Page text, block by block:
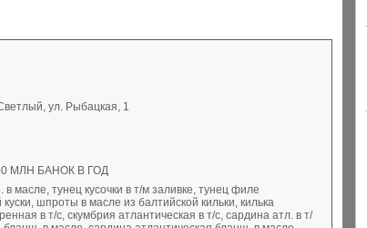
ул. Рыбацкая, 1
МЛН БАНОК В ГОД
масле, тунец кусочки в т/м заливке, тунец филе
шпроты в масле из балтийской кильки, килька
в т/с, скумбрия атлантическая в т/с, сардина атл. в т/